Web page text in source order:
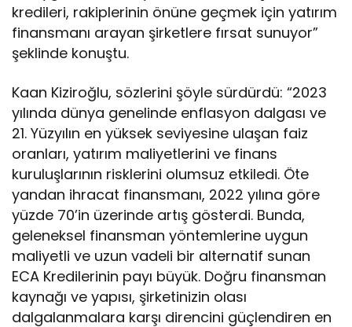
kredileri, rakiplerinin önüne geçmek için yatırım
finansmanı arayan şirketlere fırsat sunuyor”
şeklinde konuştu.
Kaan Kiziroğlu, sözlerini şöyle sürdürdü: “2023
yılında dünya genelinde enflasyon dalgası ve
21. Yüzyılın en yüksek seviyesine ulaşan faiz
oranları, yatırım maliyetlerini ve finans
kuruluşlarının risklerini olumsuz etkiledi. Öte
yandan ihracat finansmanı, 2022 yılına göre
yüzde 70’in üzerinde artış gösterdi. Bunda,
geleneksel finansman yöntemlerine uygun
maliyetli ve uzun vadeli bir alternatif sunan
ECA Kredilerinin payı büyük. Doğru finansman
kaynağı ve yapısı, şirketinizin olası
dalgalanmalara karşı direncini güçlendiren en